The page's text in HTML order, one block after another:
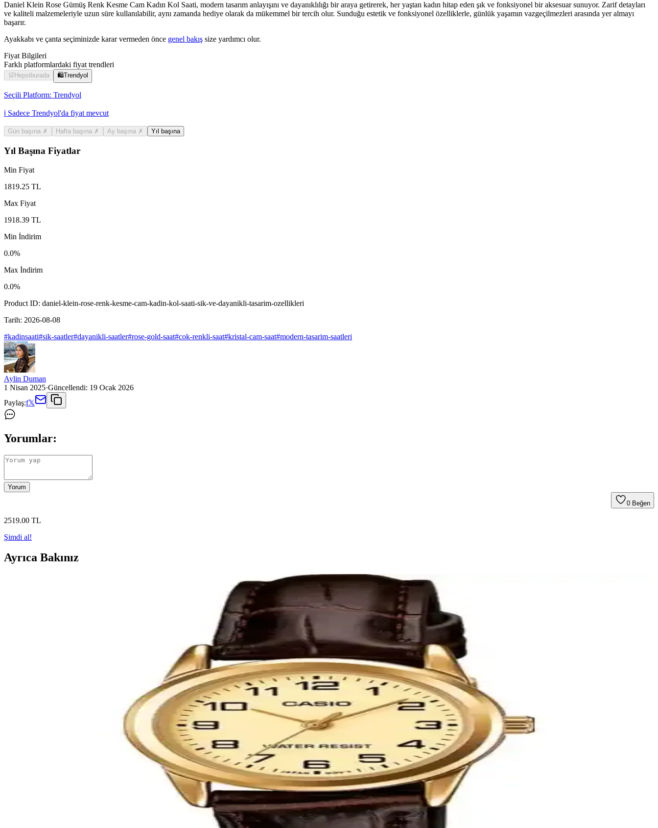
Daniel Klein Rose Gümüş Renk Kesme Cam Kadın Kol Saati, modern tasarım anlayışını ve dayanıklılığı bir araya getirerek, her yaştan kadın hitap eden şık ve fonksiyonel bir aksesuar sunuyor. Zarif detayları
ve kaliteli malzemeleriyle uzun süre kullanılabilir, aynı zamanda hediye olarak da mükemmel bir tercih olur. Sunduğu estetik ve fonksiyonel özelliklerle, günlük yaşamın vazgeçilmezleri arasında yer almayı
başarır.
Ayakkabı ve çanta seçiminizde karar vermeden önce genel bakış size yardımcı olur.
Fiyat Bilgileri
Farklı platformlardaki fiyat trendleri
🛒 Hepsiburada 🛍️Trendyol
Seçili Platform: Trendyol
ℹ️ Sadece Trendyol'da fiyat mevcut
Gün başına ✗ Hafta başına ✗ Ay başına ✗ Yıl başına
Yıl Başına Fiyatlar
Min Fiyat
1819.25 TL
Max Fiyat
1918.39 TL
Min İndirim
0.0%
Max İndirim
0.0%
Product ID: daniel-klein-rose-renk-kesme-cam-kadin-kol-saati-sik-ve-dayanikli-tasarim-ozellikleri
Tarih: 2026-08-08
#kadinsaati#sik-saatler#dayanikli-saatler#rose-gold-saat#cok-renkli-saat#kristal-cam-saat#modern-tasarim-saatleri
Aylin Duman
1 Nisan 2025·Güncellendi: 19 Ocak 2026
Paylaş:f𝕏
Yorumlar:
Yorum
0 Beğen
2519.00 TL
Şimdi al!
Ayrıca Bakınız
Wesse WWL107208 Kadın Kol Saati Modern Tasarım ve Dayanıklılık Bir Arada
Wesse WWL107208 kadın kol saati, şık tasarımı ve su geçirmez özelliğiyle günlük kullanım için ideal. Quartz mekanizmasıyla hassasiyet sağlar, dayanıklı malzemeleriyle uzun ömürlüdür.
Casio LW-200-4AVDF Kadın ve Çocuklar İçin Şık ve Fonksiyonel Dijital Kol Saati
Casio LW-200-4AVDF, şık kırmızı tasarımı ve dayanıklı yapısıyla günlük kullanım için ideal, alarm, kronometre ve su geçirmezlik özellikleriyle öne çıkan dijital saat.
Casio LA680WGA-9DF Kadın Dijital Saat İncelemesi ve Özellikleri
Casio LA680WGA-9DF, şık tasarımı ve temel fonksiyonlarıyla günlük kullanım için ideal, dayanıklı ve suya karşı dirençli kadın dijital saattir.
Casio LTP-V004L-1AUDF Kadın Şık ve Dayanıklı Günlük Kullanım Saatleri
Casio LTP-V004L-1AUDF, şık tasarımı ve su geçirmez özellikleriyle günlük kullanım için ideal, hafif ve dayanıklı kadın saatidir.
Daniel Klein DKE.1.10054 Kadın Minimal Renkli Dikdörtgen Kol Saati Özellikleri ve Kullanım İpuçları
Daniel Klein DKE.1.10054, renkli ve minimal tasarımıyla kadınlar için şık bir kol saatidir. Su geçirmezlik ve dayanıklı malzemeleriyle günlük ve özel kullanıma uygundur.
Wesse Kadın Kol Saati: Zarif Tasarım ve Dayanıklılık Sunan Modern Saat Modeli
Wesse kadın kol saati, altın renkli çelik kasa ve kordonu, mineral cam ve Quartz mekanizmasıyla şıklık ve dayanıklılığı bir arada sunar. Günlük ve özel kullanımlar için ideal, suya dayanıklı ve hafif tasarımıyla
Casio LTP-V004L-2BUDF Kadın Kol Saati: Şıklık ve Dayanıklılığın Modern Buluşması